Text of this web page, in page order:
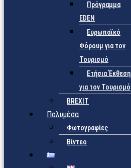
Πρόγραμμα
EDEN
Ευρωπαϊκό
Φόρουμ για τον
Τουρισμό
Ετήσια Έκθεση
για τον Τουρισμό
BREXIT
Πολυμέσα
Φωτογραφίες
Βίντεο